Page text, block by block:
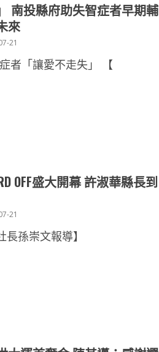
南投縣府助失智症者早期輔
來
21
者「讓愛不走失」 【
OFF盛大開幕 許淑華縣長到
21
長孫崇文報導】